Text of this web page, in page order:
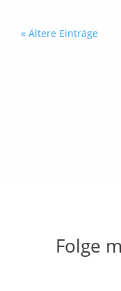
« Ältere Einträge
Folge